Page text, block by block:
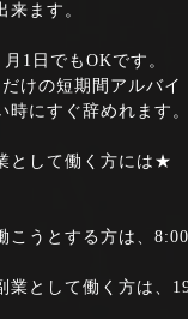
来ます。
1日でもOKです。
けの短期間アルバイ
にすぐ辞めれます。
として働く方には★
こうとする方は、
業として働く方は、